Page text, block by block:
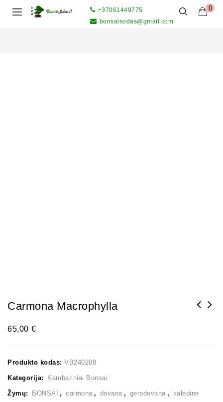
0
+37061449775
bonsaisodas@gmail.com
Carmona Macrophylla
65,00 €
Produkto kodas: VB240208
Kategorija: Kambariniai Bonsai
Žymų: BONSAI , carmona , dovana , geradovana ,
kaledine